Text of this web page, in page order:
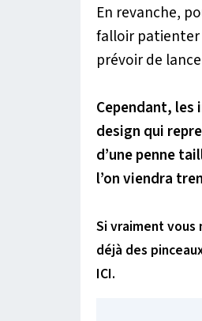
En revanche,
falloir patienter
prévoir de
Cependant, les
design qui
d’une penne
l’on viendra
Si vraiment vous
déjà des
ICI.